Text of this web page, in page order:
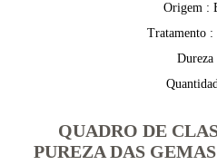
Origem :
Tratamento :
Dureza
QUADRO DE
PUREZA DAS